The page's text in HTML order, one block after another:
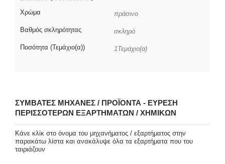
Χρώμα πράσινο
Βαθμός σκληρότητας σκληρό
Ποσότητα (Τεμάχιο(α)) 1Τεμάχιο(α)
ΣΥΜΒΑΤΈΣ ΜΗΧΑΝΈΣ / ΠΡΟΪΌΝΤΑ - ΕΎΡΕΣΗ
ΠΕΡΙΣΣΌΤΕΡΩΝ ΕΞΑΡΤΗΜΆΤΩΝ / ΧΗΜΙΚΏΝ
Κάνε κλίκ στο όνομα του μηχανήματος / εξαρτήματος στην
παρακάτω λίστα και ανακάλυψε όλα τα εξαρτήματα που του
ταιριάζουν